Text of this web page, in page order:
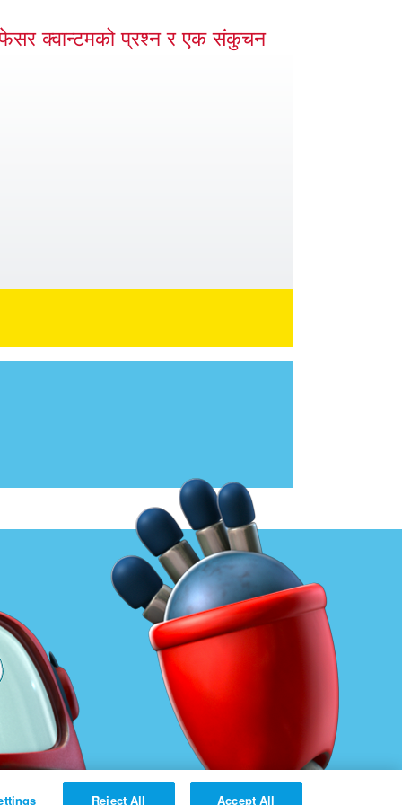
क्वान्टमको प्रश्न र एक संकुचन
Reject All Accept All